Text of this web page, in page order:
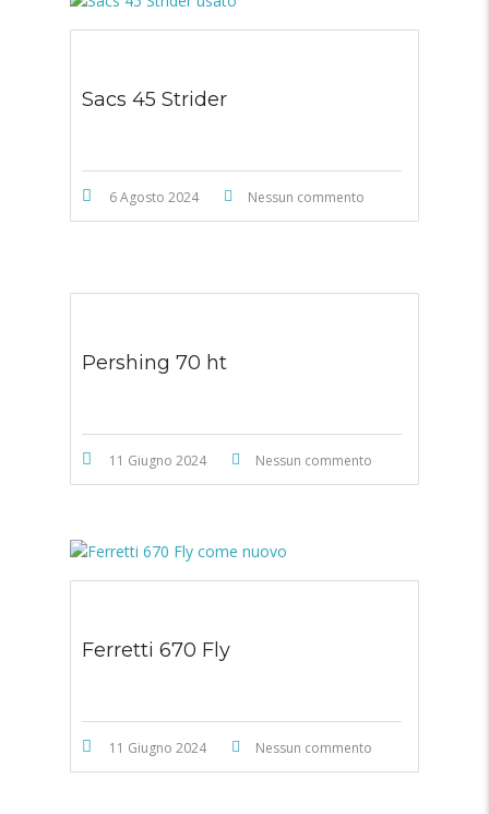
Sacs 45 Strider
6 Agosto 2024 Nessun commento
Pershing 70 ht
11 Giugno 2024 Nessun commento
Ferretti 670 Fly
11 Giugno 2024 Nessun commento